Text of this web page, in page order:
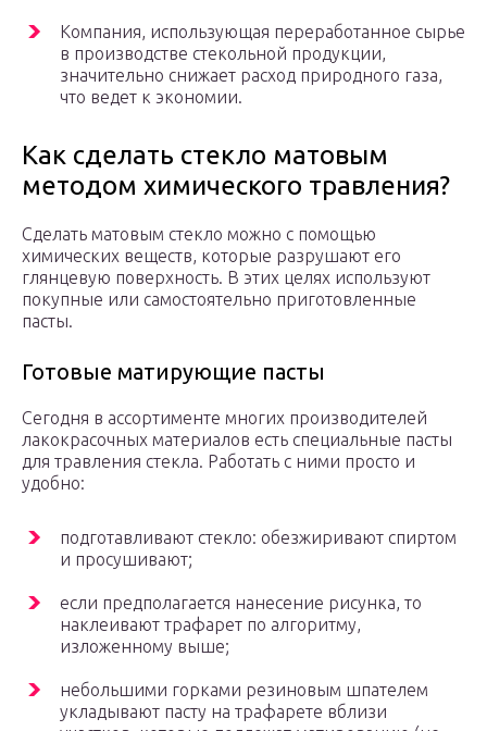
Компания, использующая переработанное сырье
в производстве стекольной продукции,
значительно снижает расход природного газа,
что ведет к экономии.
Как сделать стекло матовым
методом химического травления?
Сделать матовым стекло можно с помощью
химических веществ, которые разрушают его
глянцевую поверхность. В этих целях используют
покупные или самостоятельно приготовленные
пасты.
Готовые матирующие пасты
Сегодня в ассортименте многих производителей
лакокрасочных материалов есть специальные пасты
для травления стекла. Работать с ними просто и
удобно:
подготавливают стекло: обезжиривают спиртом
и просушивают;
если предполагается нанесение рисунка, то
наклеивают трафарет по алгоритму,
изложенному выше;
небольшими горками резиновым шпателем
укладывают пасту на трафарете вблизи